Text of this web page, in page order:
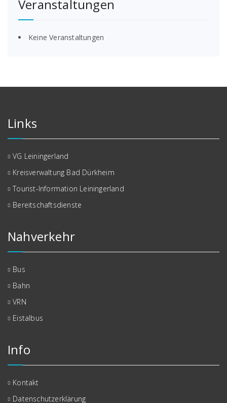
Veranstaltungen
Keine Veranstaltungen
Links
VG Leiningerland
Kreisverwaltung Bad Dürkheim
Tourist-Information Leiningerland
Bereitschaftsdienste
Nahverkehr
Bus
Bahn
VRN
Eistalbus
Info
Kontakt
Datenschutzerklärung